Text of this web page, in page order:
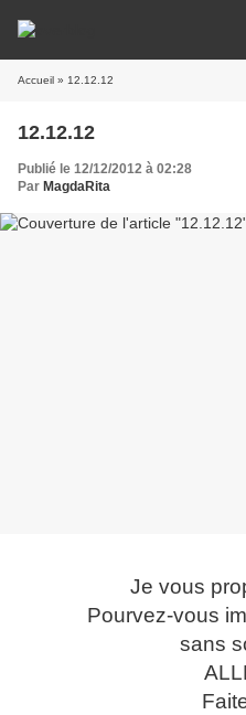
Accueil » 12.12.12
12.12.12
Publié le 12/12/2012 à 02:28
Par MagdaRita
Je vous
Pourvez-vous
sans